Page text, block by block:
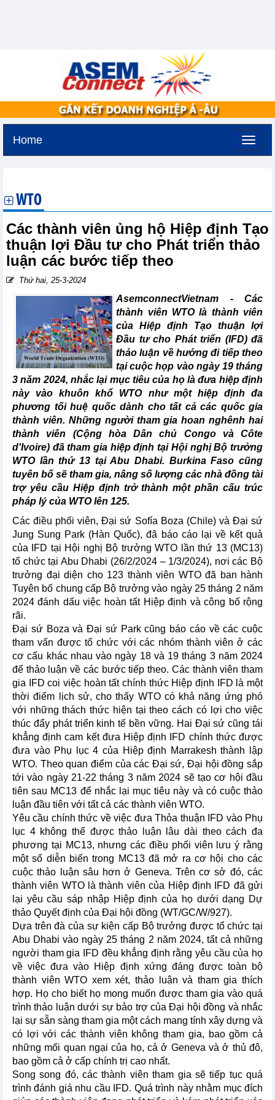
Home
WTO
Các thành viên ủng hộ Hiệp định Tạo
thuận lợi Đầu tư cho Phát triển thảo
luận các bước tiếp theo
Thứ hai, 25-3-2024
AsemconnectVietnam - Các
thành viên WTO là thành viên
của Hiệp định Tạo thuận lợi
Đầu tư cho Phát triển (IFD) đã
thảo luận về hướng đi tiếp theo
tại cuộc họp vào ngày 19 tháng
3 năm 2024, nhắc lại mục tiêu của họ là đưa hiệp định
này vào khuôn khổ WTO như một hiệp định đa
phương tối huệ quốc dành cho tất cả các quốc gia
thành viên. Những người tham gia hoan nghênh hai
thành viên (Cộng hòa Dân chủ Congo và Côte
d'Ivoire) đã tham gia hiệp định tại Hội nghị Bộ trưởng
WTO lần thứ 13 tại Abu Dhabi. Burkina Faso cũng
tuyên bố sẽ tham gia, nâng số lượng các nhà đồng tài
trợ yêu cầu Hiệp định trở thành một phần cấu trúc
pháp lý của WTO lên 125.
Các điều phối viên, Đại sứ Sofía Boza (Chile) và Đại sứ
Jung Sung Park (Hàn Quốc), đã báo cáo lại về kết quả
của IFD tại Hội nghị Bộ trưởng WTO lần thứ 13 (MC13)
tổ chức tại Abu Dhabi (26/2/2024 – 1/3/2024), nơi các Bộ
trưởng đại diện cho 123 thành viên WTO đã ban hành
Tuyên bố chung cấp Bộ trưởng vào ngày 25 tháng 2 năm
2024 đánh dấu việc hoàn tất Hiệp định và công bố rộng
rãi.
Đại sứ Boza và Đại sứ Park cũng báo cáo về các cuộc
tham vấn được tổ chức với các nhóm thành viên ở các
cơ cấu khác nhau vào ngày 18 và 19 tháng 3 năm 2024
để thảo luận về các bước tiếp theo. Các thành viên tham
gia IFD coi việc hoàn tất chính thức Hiệp định IFD là một
thời điểm lịch sử, cho thấy WTO có khả năng ứng phó
với những thách thức hiện tại theo cách có lợi cho việc
thúc đẩy phát triển kinh tế bền vững. Hai Đại sứ cũng tái
khẳng định cam kết đưa Hiệp định IFD chính thức được
đưa vào Phụ lục 4 của Hiệp định Marrakesh thành lập
WTO. Theo quan điểm của các Đại sứ, Đại hội đồng sắp
tới vào ngày 21-22 tháng 3 năm 2024 sẽ tạo cơ hội đầu
tiên sau MC13 để nhắc lại mục tiêu này và có cuộc thảo
luận đầu tiên với tất cả các thành viên WTO.
Yêu cầu chính thức về việc đưa Thỏa thuận IFD vào Phụ
lục 4 không thể được thảo luận lâu dài theo cách đa
phương tại MC13, nhưng các điều phối viên lưu ý rằng
một số diễn biến trong MC13 đã mở ra cơ hội cho các
cuộc thảo luận sâu hơn ở Geneva. Trên cơ sở đó, các
thành viên WTO là thành viên của Hiệp định IFD đã gửi
lại yêu cầu sáp nhập Hiệp định của họ dưới dạng Dự
thảo Quyết định của Đại hội đồng (WT/GC/W/927).
Dựa trên đà của sự kiện cấp Bộ trưởng được tổ chức tại
Abu Dhabi vào ngày 25 tháng 2 năm 2024, tất cả những
người tham gia IFD đều khẳng định rằng yêu cầu của họ
về việc đưa vào Hiệp định xứng đáng được toàn bộ
thành viên WTO xem xét, thảo luận và tham gia thích
hợp. Họ cho biết họ mong muốn được tham gia vào quá
trình thảo luận dưới sự bảo trợ của Đại hội đồng và nhắc
lại sự sẵn sàng tham gia một cách mang tính xây dựng và
có lợi với các thành viên không tham gia, bao gồm cả
những mối quan ngại của họ, cả ở Geneva và ở thủ đô,
bao gồm cả ở cấp chính trị cao nhất.
Song song đó, các thành viên tham gia sẽ tiếp tục quá
trình đánh giá nhu cầu IFD. Quá trình này nhằm mục đích